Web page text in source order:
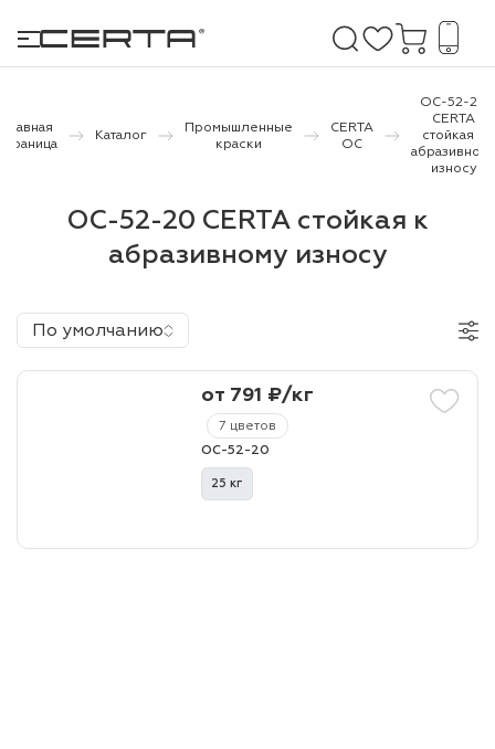
и дачи
бетону,
и эмали
Главная
Каталог
Промышленные
краски
CERTA
ОС
ОС-52-20
CERTA
стойкая к
износу
ОС-52-20 CERTA стойкая к
абразивному износу
По умолчанию
7 цветов
от 791 ₽/кг
ОС-52-20
25 кг